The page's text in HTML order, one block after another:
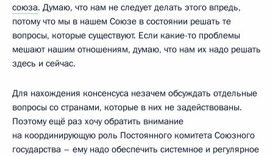
союза. Думаю, что нам не следует делать этого впредь,
потому что мы в нашем Союзе в состоянии решать те
вопросы, которые существуют. Если какие-то проблемы
мешают нашим отношениям, думаю, что нам их надо решать
здесь и сейчас.
Для нахождения консенсуса незачем обсуждать отдельные
вопросы со странами, которые в них не задействованы.
Поэтому ещё раз хочу обратить внимание
на координирующую роль Постоянного комитета Союзного
государства – ему надо обеспечить системное и регулярное